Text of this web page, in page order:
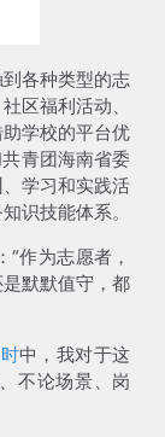
各种类型的志
区福利活动、
助学校的平台优
青团海南省委
学习和实践活
识技能体系。
作为志愿者，
默默值守，都
中，我对于这
不论场景、岗